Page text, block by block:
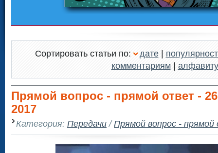
Сортировать статьи по: дате|
комментариям| алфавиту
Прямой вопрос - прямой ответ -
2017
Категория: Передачи/Прямой вопрос -